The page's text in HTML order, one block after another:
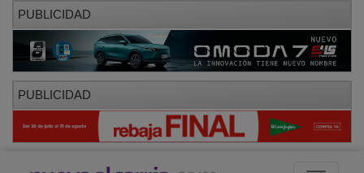
PUBLICIDAD
PUBLICIDAD